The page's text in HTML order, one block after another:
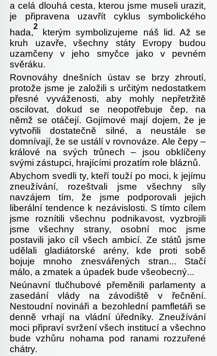
a celá dlouhá cesta, kterou jsme museli urazit,
je připravena uzavřít cyklus symbolického
hada,
2
kterým symbolizujeme náš lid. Až se
kruh uzavře, všechny státy Evropy budou
uzamčeny v jeho smyčce jako v pevném
svěráku.
Rovnováhy dnešních ústav se brzy zhroutí,
protože jsme je založili s určitým nedostatkem
přesné vyváženosti, aby mohly nepřetržitě
oscilovat, dokud se neopotřebuje čep, na
němž se otáčejí. Gojímové mají dojem, že je
vytvořili dostatečně silné, a neustále se
domnívají, že se ustálí v rovnováze. Ale čepy –
králové na svých trůnech – jsou obklíčeny
svými zástupci, hrajícími prozatím role bláznů.
Abychom svedli ty, kteří touží po moci, k jejímu
zneužívání, rozeštvali jsme všechny síly
navzájem tím, že jsme podporovali jejich
liberální tendence k nezávislosti. S tímto cílem
jsme roznítili všechnu podnikavost, vyzbrojili
jsme všechny strany, osobní moc jsme
postavili jako cíl všech ambicí. Ze států jsme
udělali gladiátorské arény, kde proti sobě
bojuje mnoho znesvářených stran... Stačí
málo, a zmatek a úpadek bude všeobecný...
Neúnavní tlučhubové přeměnili parlamenty a
zasedání vlády na závodiště v řečnění.
Nestoudní novináři a bezohlední pamfletáři se
denně vrhají na vládní úředníky. Zneužívání
moci připraví svržení všech institucí a všechno
bude vzhůru nohama pod ranami rozzuřené
chátry.